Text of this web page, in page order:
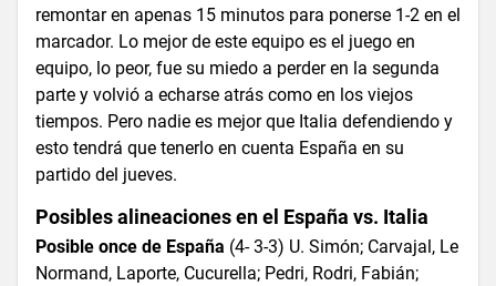
remontar en apenas 15 minutos para ponerse 1-2 en el
marcador. Lo mejor de este equipo es el juego en
equipo, lo peor, fue su miedo a perder en la segunda
parte y volvió a echarse atrás como en los viejos
tiempos. Pero nadie es mejor que Italia defendiendo y
esto tendrá que tenerlo en cuenta España en su
partido del jueves.
Posibles alineaciones en el España vs. Italia
Posible once de España (4- 3-3) U. Simón; Carvajal, Le
Normand, Laporte, Cucurella; Pedri, Rodri, Fabián;